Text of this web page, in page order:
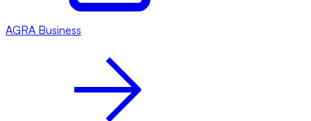
AGRA Business